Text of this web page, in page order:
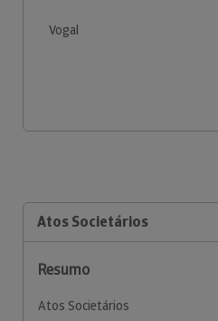
Vogal
Atos Societários
Resumo
Atos Societários